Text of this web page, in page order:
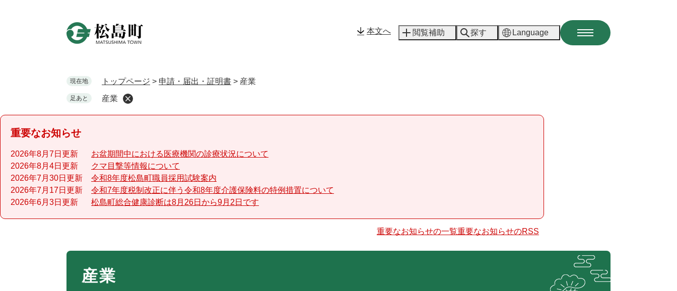
本文へ 閲覧補助 探す Language
現在地 トップページ > 申請・届出・証明書 > 産業
足あと 産業
重要なお知らせ
2026年8月7日更新
お盆期間中における医療機関の診療状況について
2026年8月4日更新
クマ目撃等情報について
2026年7月30日更新
令和8年度松島町職員採用試験案内
2026年7月17日更新
令和7年度税制改正に伴う令和8年度介護保険料の特例措置について
2026年6月3日更新
松島町総合健康診断は8月26日から9月2日です
重要なお知らせの一覧重要なお知らせのRSS
産業